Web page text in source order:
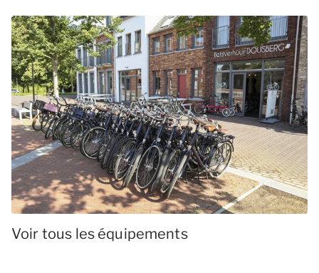
Voir tous les équipements